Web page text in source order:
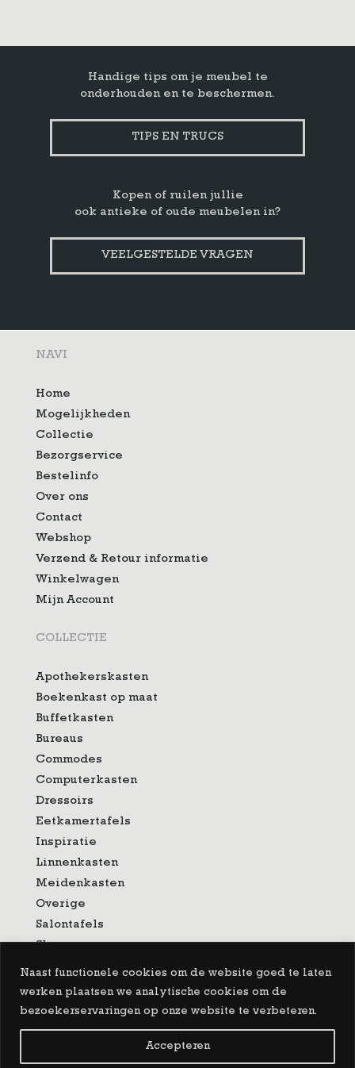
Naast functionele cookies om de website goed te laten
werken plaatsen we analytische cookies om de
bezoekerservaringen op onze website te verbeteren.
Accepteren
Handige tips om je meubel te
onderhouden en te beschermen.
TIPS EN TRUCS
Kopen of ruilen jullie
ook antieke of oude meubelen in?
VEELGESTELDE VRAGEN
NAVI
Home
Mogelijkheden
Collectie
Bezorgservice
Bestelinfo
Over ons
Contact
Webshop
Verzend & Retour informatie
Winkelwagen
Mijn Account
COLLECTIE
Apothekerskasten
Boekenkast op maat
Buffetkasten
Bureaus
Commodes
Computerkasten
Dressoirs
Eetkamertafels
Inspiratie
Linnenkasten
Meidenkasten
Overige
Salontafels
Showroom
Sidetable
Spiegels
Tv-meubelen
Vitrinekasten